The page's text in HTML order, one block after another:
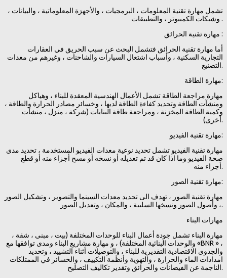
تشمل مهارة تقنية المعلومات ، البرمجيات ، والأجهزة المعلوماتية ، والبيانات ،
وشبكات الكمبيوتر ، والتطبيقات .
مهارة تقنية الحرائق :
أما مهارة تقنية الحرائق فتشمل البحث عن سبب الحريق في العقارات
التجارية السكنية ، وأسباب اشتعال السيارات والشاحنات ، وغيرهم من معدات
التصنيع.
مهارة الطاقة:
مهارة مراجعة الطاقة تشمل الأعمال الهندسية المعقدة للبناء ، وهياكل
ومنشآت الطاقة وتحديد كفاءة الطاقة لديها ، وخسائر مصادر الحرارة والطاقة ،
وكمية الطاقة المخزنة ، ومراجعة طاقة البنايات (شركة ، منزل ، منشآت
أخرى).
مهارة تقنية الفيديو:
مهارة تقنية الفيديو تشمل تحديد نوعية معدات الفيديو المستخدمة ، تحديد مدى
صحة الفيديو وما اذا كان قد تم تعديله أو نسخه أو مسح أجزاء منه أو قطع
أجزاء منه.
مهارة تقنية الصور:
مهارة تقنية الصور ، تهدف الى تحديد معدات السينما والتصوير ، وتشكيل الصور
، وأصول الصور ونسخها السلبية ، والمكان ، وتعديل الصور.
مهارات البناء
مهارة البناء تشمل جودة أعمال البناء للوحدات المختلفة (بيت ، مبنى ، شقة ،
والوحدات البنائية المختلفة) ، و مهارة مشاريع البناء ومدى توافقها مع «BNR » ،
والجدوى الاقتصادية التقديرية للبناء ، والتوصيلات أثناء التشييد ، وتحديد
امدادات الماء والحرارة ، والتهوية وأنظمة التكييف ، والخسائر في الممتلكات
الناجمة عن الفيضانات والحرائق وتقدير تكاليف التصليح.